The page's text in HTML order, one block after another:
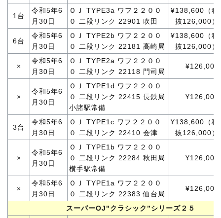
1台
令和5年6
月30日
ＯＪ TYPE3a ワフ２２００
０ 二段リンク 22901 吹田
¥138,600（税
抜126,000）
6台
令和5年6
月30日
ＯＪ TYPE2b ワフ２２００
０ 二段リンク 22181 高崎局
¥138,600（税
抜126,000）
×
令和5年6
月30日
ＯＪ TYPE2a ワフ２２００
０ 二段リンク 22118 門司局
¥126,000
×
令和5年6
月30日
ＯＪ TYPE1d ワフ２２００
０ 二段リンク 22415 長鉄局
小諸駅常備
¥126,000
3台
令和5年6
月30日
ＯＪ TYPE1c ワフ２２００
０ 二段リンク 22410 会津
¥138,600（税
抜126,000）
×
令和5年6
月30日
ＯＪ TYPE1b ワフ２２００
０ 二段リンク 22284 秋田局
横手駅常備
¥126,000
×
令和5年6
月30日
ＯＪ TYPE1a ワフ２２００
０ 二段リンク 22383 仙台局
¥126,000
スーパーOJ"クラシック”シリーズ２５